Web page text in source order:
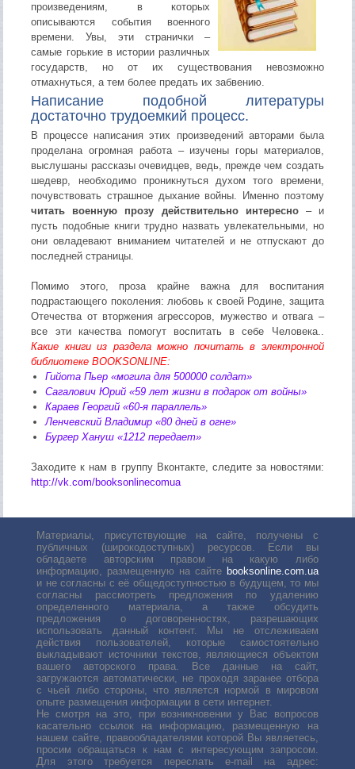
произведениям, в которых
описываются события военного
времени. Увы, эти странички –
самые горькие в истории различных
государств, но от их существования невозможно
отмахнуться, а тем более предать их забвению.
Написание подобной литературы
достаточно трудоемкий процесс.
В процессе написания этих произведений авторами была
проделана огромная работа – изучены горы материалов,
выслушаны рассказы очевидцев, ведь, прежде чем создать
шедевр, необходимо проникнуться духом того времени,
почувствовать страшное дыхание войны. Именно поэтому
читать военную прозу действительно интересно– и
пусть подобные книги трудно назвать увлекательными, но
они овладевают вниманием читателей и не отпускают до
последней страницы.
Помимо этого, проза крайне важна для воспитания
подрастающего поколения: любовь к своей Родине, защита
Отечества от вторжения агрессоров, мужество и отвага –
все эти качества помогут воспитать в себе Человека..
Какие книги из раздела можно почитать в электронной
библиотеке BOOKSONLINE:
Гийота Пьер «могила для 500000 солдат»
Сагалович Юрий «59 лет жизни в подарок от войны»
Караев Георгий «60-я параллель»
Ленчевский Владимир «80 дней в огне»
Бургер Хануш «1212 передает»
Заходите к нам в группу Вконтакте, следите за новостями:
http://vk.com/booksonlinecomua
Материалы, присутствующие на сайте, получены с
публичных (широкодоступных) ресурсов. Если вы
обладаете авторским правом на какую либо
информацию, размещенную на сайте booksonline.com.ua
и не согласны с её общедоступностью в будущем, то мы
согласны рассмотреть предложения по удалению
определенного материала, а также обсудить
предложения о договоренностях, разрешающих
использовать данный контент. Мы не отслеживаем
действия пользователей, которые самостоятельно
выкладывают источники текстов, являющиеся объектом
вашего авторского права. Все данные на сайт,
загружаются автоматически, не проходя заранее отбора
с чьей либо стороны, что является нормой в мировом
опыте размещения информации в сети интернет.
Не смотря на это, при возникновении у Вас вопросов
касательно ссылок на информацию, размещенную на
нашем сайте, правообладателями которой Вы являетесь,
просим обращаться к нам с интересующим запросом.
Для этого требуется переслать е-mail на адрес: